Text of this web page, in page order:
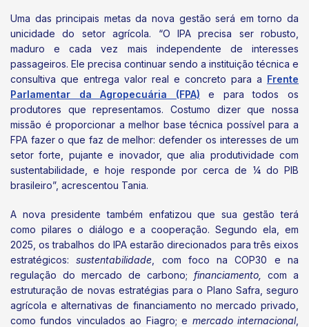
Uma das principais metas da nova gestão será em torno da
unicidade do setor agrícola. “O IPA precisa ser robusto,
maduro e cada vez mais independente de interesses
passageiros. Ele precisa continuar sendo a instituição técnica e
consultiva que entrega valor real e concreto para a Frente
Parlamentar da Agropecuária (FPA) e para todos os
produtores que representamos. Costumo dizer que nossa
missão é proporcionar a melhor base técnica possível para a
FPA fazer o que faz de melhor: defender os interesses de um
setor forte, pujante e inovador, que alia produtividade com
sustentabilidade, e hoje responde por cerca de ¼ do PIB
brasileiro”, acrescentou Tania.
A nova presidente também enfatizou que sua gestão terá
como pilares o diálogo e a cooperação. Segundo ela, em
2025, os trabalhos do IPA estarão direcionados para três eixos
estratégicos:sustentabilidade , com foco na COP30 e na
regulação do mercado de carbono; financiamento,
com a
estruturação de novas estratégias para o Plano Safra, seguro
agrícola e alternativas de financiamento no mercado privado,
como fundos vinculados ao Fiagro; e mercado internacional,